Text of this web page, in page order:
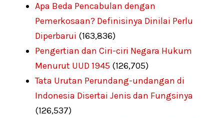
Apa Beda Pencabulan dengan
Pemerkosaan? Definisinya Dinilai Perlu
Diperbarui (163,836)
Pengertian dan Ciri-ciri Negara Hukum
Menurut UUD 1945 (126,705)
Tata Urutan Perundang-undangan di
Indonesia Disertai Jenis dan Fungsinya
(126,537)